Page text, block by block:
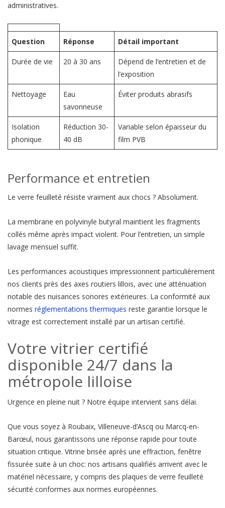
administratives.
Question Réponse Détail important
Durée de vie 20 à 30 ans
Dépend de l’entretien et de
l’exposition
Nettoyage
Eau
savonneuse
Éviter produits abrasifs
Isolation
phonique
Réduction 30-
40 dB
Variable selon épaisseur du
film PVB
Performance et entretien
Le verre feuilleté résiste vraiment aux chocs ? Absolument.
La membrane en polyvinyle butyral maintient les fragments
collés même après impact violent. Pour l’entretien, un simple
lavage mensuel suffit.
Les performances acoustiques impressionnent particulièrement
nos clients près des axes routiers lillois, avec une atténuation
notable des nuisances sonores extérieures. La conformité aux
normes réglementations thermiques reste garantie lorsque le
vitrage est correctement installé par un artisan certifié.
Votre vitrier certifié
disponible 24/7 dans la
métropole lilloise
Urgence en pleine nuit ? Notre équipe intervient sans délai.
Que vous soyez à Roubaix, Villeneuve-d’Ascq ou Marcq-en-
Barœul, nous garantissons une réponse rapide pour toute
situation critique. Vitrine brisée après une effraction, fenêtre
fissurée suite à un choc: nos artisans qualifiés arrivent avec le
matériel nécessaire, y compris des plaques de verre feuilleté
sécurité conformes aux normes européennes.